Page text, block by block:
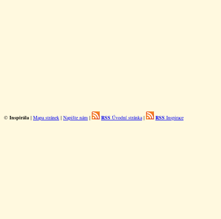
© Inspirála | Mapa stránek | Napište nám | RSS Úvodní stránka| RSS Inspirace